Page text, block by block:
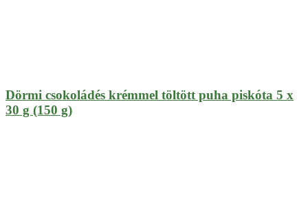
Dörmi csokoládés krémmel töltött puha piskóta 5 x
30 g (150 g)